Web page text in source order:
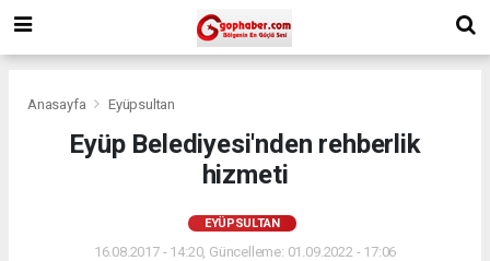
Anasayfa Eyüpsultan
Eyüp Belediyesi'nden rehberlik
hizmeti
EYÜPSULTAN
16.08.2017 - 14:20, Güncelleme: 01.09.2022 - 17:06